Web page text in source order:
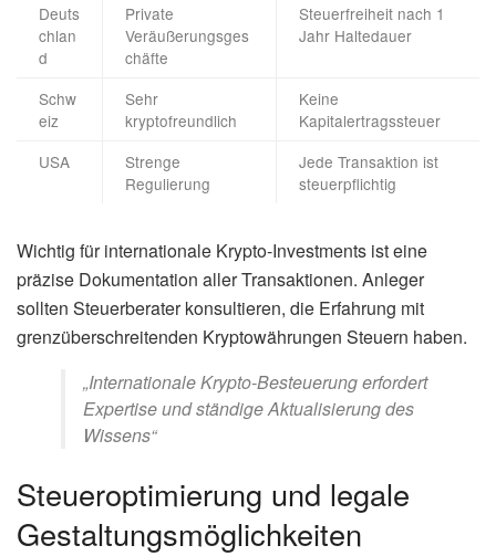
Deuts
chlan
d
Private
Veräußerungsges
chäfte
Steuerfreiheit nach 1
Jahr Haltedauer
Schw
eiz
Sehr
kryptofreundlich
Keine
Kapitalertragssteuer
USA
Strenge
Regulierung
Jede Transaktion ist
steuerpflichtig
Wichtig für internationale Krypto-Investments ist eine
präzise Dokumentation aller Transaktionen. Anleger
sollten Steuerberater konsultieren, die Erfahrung mit
grenzüberschreitenden Kryptowährungen Steuern haben.
„Internationale Krypto-Besteuerung erfordert
Expertise und ständige Aktualisierung des
Wissens“
Steueroptimierung und legale
Gestaltungsmöglichkeiten